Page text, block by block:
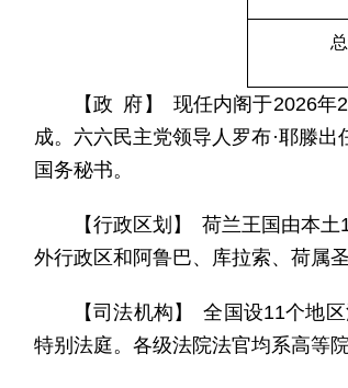
【政 府】 现任内阁于2026年
成。六六民主党领导人罗布·耶滕
国务秘书。
【行政区划】 荷兰王国由本
外行政区和阿鲁巴、库拉索、荷属
【司法机构】 全国设11个地
特别法庭。各级法院法官均系高等